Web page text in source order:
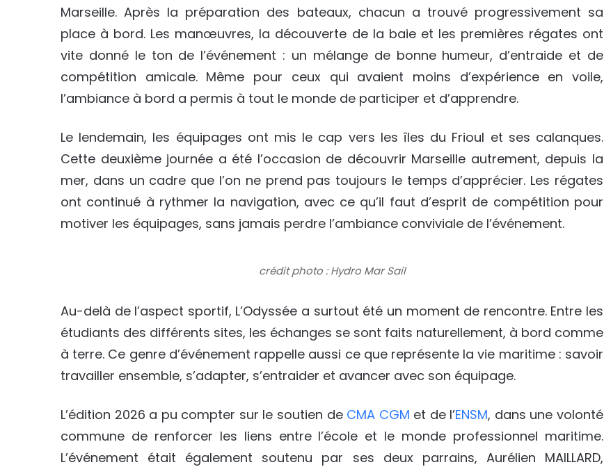
Marseille. Après la préparation des bateaux, chacun a trouvé progressivement sa
place à bord. Les manœuvres, la découverte de la baie et les premières régates ont
vite donné le ton de l’événement : un mélange de bonne humeur, d’entraide et de
compétition amicale. Même pour ceux qui avaient moins d’expérience en voile,
l’ambiance à bord a permis à tout le monde de participer et d’apprendre.
Le lendemain, les équipages ont mis le cap vers les îles du Frioul et ses calanques.
Cette deuxième journée a été l’occasion de découvrir Marseille autrement, depuis la
mer, dans un cadre que l’on ne prend pas toujours le temps d’apprécier. Les régates
ont continué à rythmer la navigation, avec ce qu’il faut d’esprit de compétition pour
motiver les équipages, sans jamais perdre l’ambiance conviviale de l’événement.
crédit photo : Hydro Mar Sail
Au-delà de l’aspect sportif, L’Odyssée a surtout été un moment de rencontre. Entre les
étudiants des différents sites, les échanges se sont faits naturellement, à bord comme
à terre. Ce genre d’événement rappelle aussi ce que représente la vie maritime : savoir
travailler ensemble, s’adapter, s’entraider et avancer avec son équipage.
L’édition 2026 a pu compter sur le soutien de CMA CGM et de l’ENSM, dans une volonté
commune de renforcer les liens entre l’école et le monde professionnel maritime.
L’événement était également soutenu par ses deux parrains, Aurélien MAILLARD,